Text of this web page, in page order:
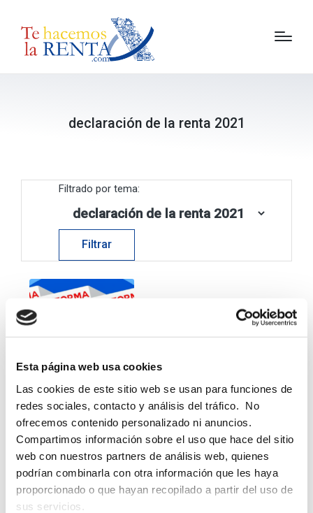
Esta página web usa cookies
Las cookies de este sitio web se usan para funciones de
redes sociales, contacto y análisis del tráfico. No
ofrecemos contenido personalizado ni anuncios.
Compartimos información sobre el uso que hace del sitio
web con nuestros partners de análisis web, quienes
podrían combinarla con otra información que les haya
proporcionado o que hayan recopilado a partir del uso de
sus servicios.
declaración de la renta 2021
Filtrado por tema:
Obligados a declarar –
Ingresos mínimos para
presentar la renta –
Novedades